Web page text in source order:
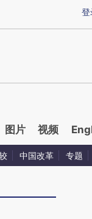
结而成，可能与原文
登
图片 视频
中国改革 专题